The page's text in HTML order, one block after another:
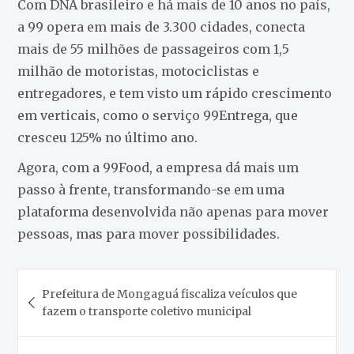
Com DNA brasileiro e há mais de 10 anos no país,
a 99 opera em mais de 3.300 cidades, conecta
mais de 55 milhões de passageiros com 1,5
milhão de motoristas, motociclistas e
entregadores, e tem visto um rápido crescimento
em verticais, como o serviço 99Entrega, que
cresceu 125% no último ano.
Agora, com a 99Food, a empresa dá mais um
passo à frente, transformando-se em uma
plataforma desenvolvida não apenas para mover
pessoas, mas para mover possibilidades.
de
Post
Prefeitura de Mongaguá fiscaliza veículos que
fazem o transporte coletivo municipal